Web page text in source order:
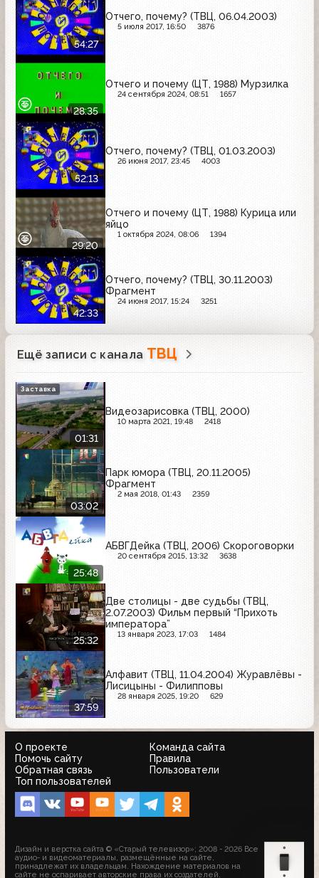
54:27
Отчего, почему? (ТВЦ, 06.04.2003)
5 июля 2017, 16:50 3876
28:35
Отчего и почему (ЦТ, 1988) Мурзилка
24 сентября 2024, 08:51 1657
52:13
Отчего, почему? (ТВЦ, 01.03.2003)
26 июня 2017, 23:45 4003
29:20
Отчего и почему (ЦТ, 1988) Курица или
яйцо
1 октября 2024, 08:06 1394
42:33
Отчего, почему? (ТВЦ, 30.11.2003)
Фрагмент
24 июня 2017, 15:24 3251
Ещё записи с канала ТВЦ
01:31
Видеозарисовка (ТВЦ, 2000)
10 марта 2021, 19:48 2418
Заставка
03:02
Парк юмора (ТВЦ, 20.11.2005)
Фрагмент
2 мая 2018, 01:43 2359
25:48
АБВГДейка (ТВЦ, 2006) Скороговорки
20 сентября 2015, 13:32 3638
25:32
Две столицы - две судьбы (ТВЦ,
2.07.2003) Фильм первый “Прихоть
императора”
13 января 2023, 17:03 1484
37:59
Алфавит (ТВЦ, 11.04.2004) Журавлёвы -
Лисицыны - Филипповы
28 января 2025, 19:20 629
О проекте
Команда сайта
Помочь сайту
Правила
Обратная связь
Пользователи
Топ пользователей
Дизайн и верстка сайта © «Старый телевизор»; 2008 - 2026 Все
аудио- и видеоматериалы, размещённые на сайте,
принадлежат их владельцам. Нахождение материалов на
сайте не оспаривает авторские права их создателей.